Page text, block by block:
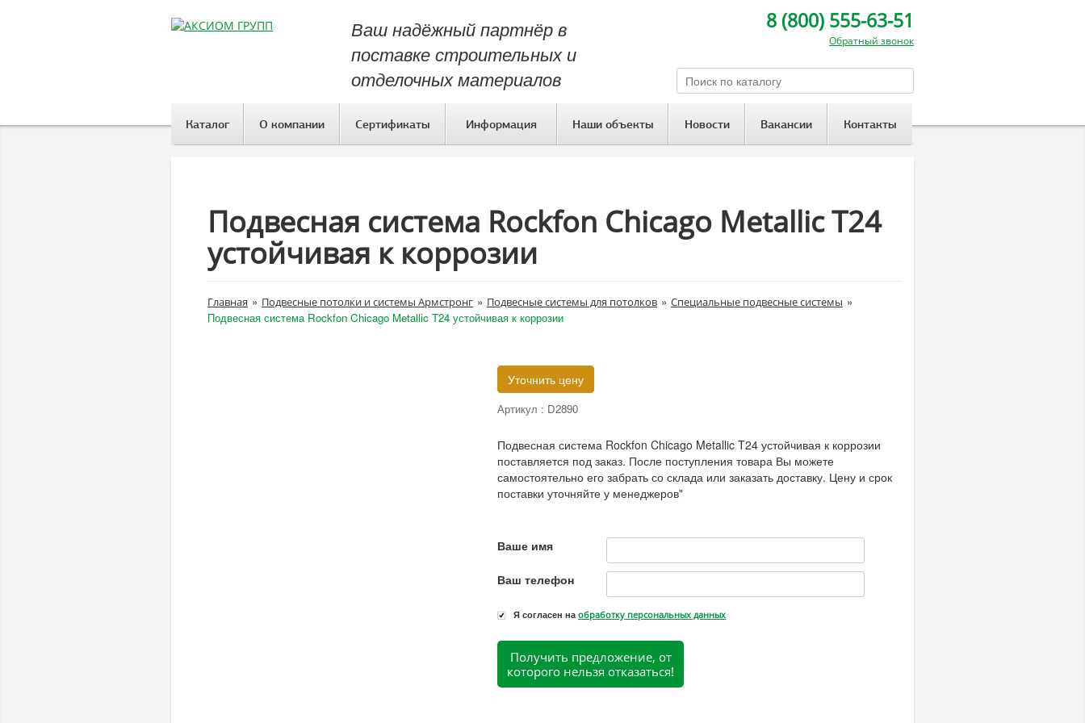
Ваш надёжный партнёр в
поставке строительных и
отделочных материалов
8 (800) 555-63-51
Обратный звонок
Каталог О компании Сертификаты Информация Наши объекты Новости Вакансии Контакты
Подвесная система Rockfon Chicago Metallic T24
устойчивая к коррозии
Главная » Подвесные потолки и системы Армстронг » Подвесные системы для потолков » Специальные подвесные системы »
Подвесная система Rockfon Chicago Metallic T24 устойчивая к коррозии
Уточнить цену
Артикул : D2890
Подвесная система Rockfon Chicago Metallic T24 устойчивая к коррозии
поставляется под заказ. После поступления товара Вы можете
самостоятельно его забрать со склада или заказать доставку. Цену и срок
поставки уточняйте у менеджеров"
Ваше имя
Ваш телефон
Я согласен наобработку персональных данных
Получить предложение, от
которого нельзя отказаться!